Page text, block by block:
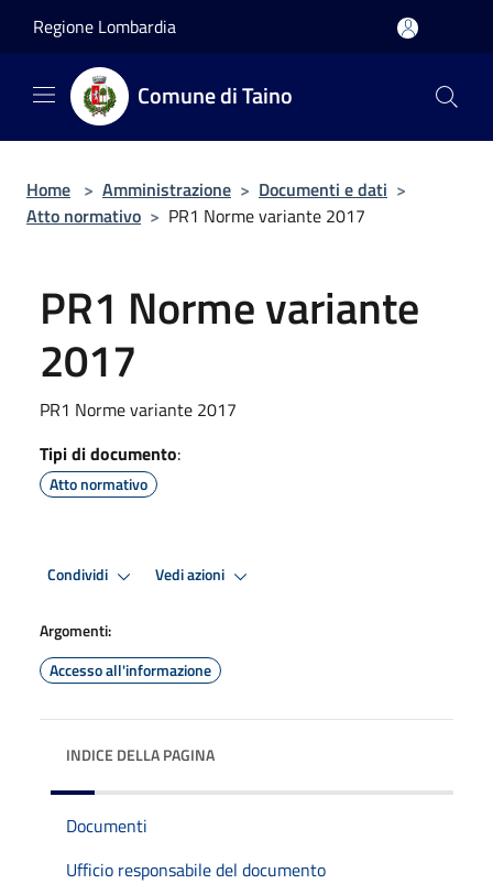
Regione Lombardia
Comune di Taino
Home > Amministrazione > Documenti e dati >
Atto normativo > PR1 Norme variante 2017
PR1 Norme variante
2017
PR1 Norme variante 2017
Tipi di documento:
Atto normativo
Condividi Vedi azioni
Argomenti:
Accesso all'informazione
INDICE DELLA PAGINA
Documenti
Ufficio responsabile del documento